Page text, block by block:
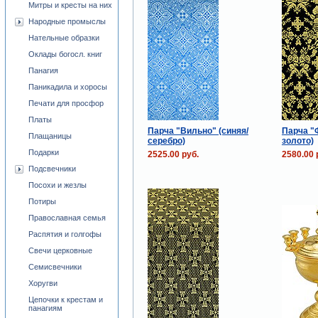
Парча "Вильно" (синяя/
серебро)
Парча
золото)
2525.00 руб.
2580.00
Митры и кресты на них
Народные промыслы
Нательные образки
Оклады богосл. книг
Панагия
Паникадила и хоросы
Печати для просфор
Платы
Плащаницы
Подарки
Подсвечники
Посохи и жезлы
Потиры
Православная семья
Распятия и голгофы
Свечи церковные
Семисвечники
Хоругви
Цепочки к крестам и
панагиям